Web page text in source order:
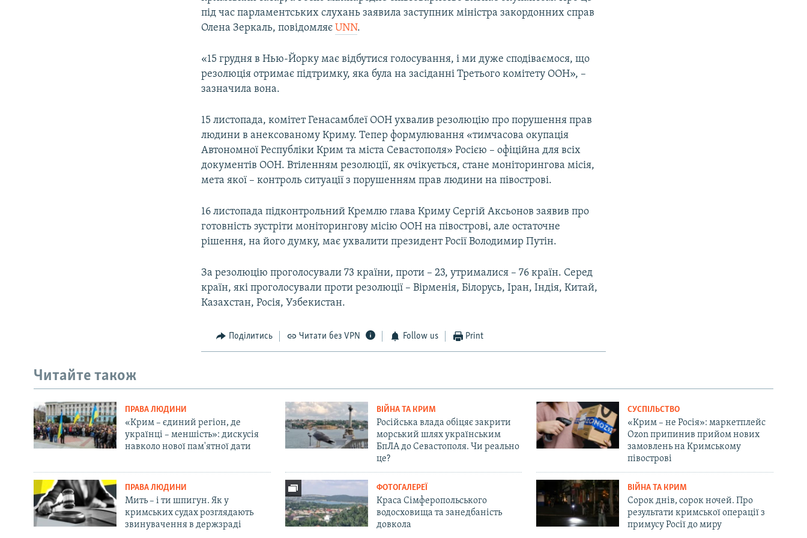
під час парламентських слухань заявила заступник міністра закордонних справ
Олена Зеркаль, повідомляє UNN.
«15 грудня в Нью-Йорку має відбутися голосування, і ми дуже сподіваємося, що
резолюція отримає підтримку, яка була на засіданні Третього комітету ООН», –
зазначила вона.
15 листопада, комітет Генасамблеї ООН ухвалив резолюцію про порушення прав
людини в анексованому Криму. Тепер формулювання «тимчасова окупація
Автономної Республіки Крим та міста Севастополя» Росією – офіційна для всіх
документів ООН. Втіленням резолюції, як очікується, стане моніторингова місія,
мета якої – контроль ситуації з порушенням прав людини на півострові.
16 листопада підконтрольний Кремлю глава Криму Сергій Аксьонов заявив про
готовність зустріти моніторингову місію ООН на півострові, але остаточне
рішення, на його думку, має ухвалити президент Росії Володимир Путін.
За резолюцію проголосували 73 країни, проти – 23, утрималися – 76 країн. Серед
країн, які проголосували проти резолюції – Вірменія, Білорусь, Іран, Індія, Китай,
Казахстан, Росія, Узбекистан.
Поділитись Читати без VPN Follow us Print
Читайте також
ПРАВА ЛЮДИНИ
«Крим – єдиний регіон, де
українці – меншість»: дискусія
навколо нової пам'ятної дати
ВІЙНА ТА КРИМ
Російська влада обіцяє закрити
морський шлях українським
БпЛА до Севастополя. Чи реально
це?
СУСПІЛЬСТВО
«Крим – не Росія»: маркетплейс
Ozon припинив прийом нових
замовлень на Кримському
півострові
ПРАВА ЛЮДИНИ
Мить – і ти шпигун. Як у
кримських судах розглядають
звинувачення в держзраді
ФОТОГАЛЕРЕЇ
Краса Сімферопольського
водосховища та занедбаність
довкола
ВІЙНА ТА КРИМ
Сорок днів, сорок ночей. Про
результати кримської операції з
примусу Росії до миру